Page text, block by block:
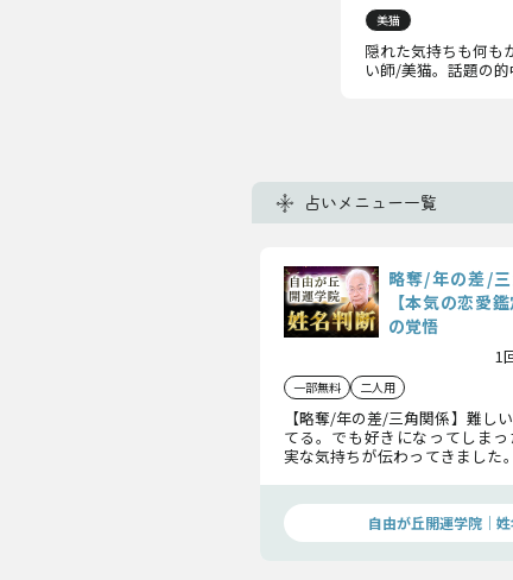
美猫
隠れた気持ちも何も
い師/美猫。話題の的
占いメニュー一覧
略奪/年の差/
【本気の恋愛
の覚悟
1
一部無料 二人用
【略奪/年の差/三角関係】難し
てる。でも好きになってしま
実な気持ちが伝わってきました
自由が丘開運学院│